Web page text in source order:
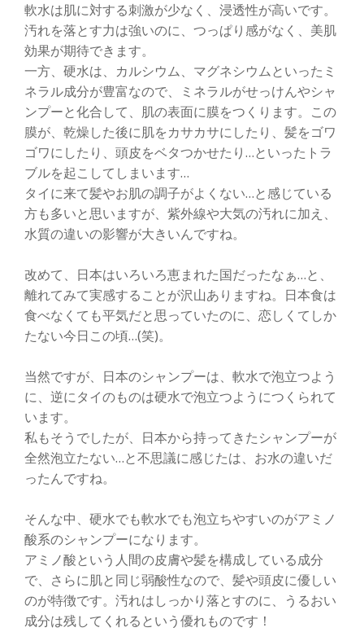
軟水は肌に対する刺激が少なく、浸透性が高いです。
汚れを落とす力は強いのに、つっぱり感がなく、美肌
効果が期待できます。
一方、硬水は、カルシウム、マグネシウムといったミ
ネラル成分が豊富なので、ミネラルがせっけんやシャ
ンプーと化合して、肌の表面に膜をつくります。この
膜が、乾燥した後に肌をカサカサにしたり、髪をゴワ
ゴワにしたり、頭皮をベタつかせたり…といったトラ
ブルを起こしてしまいます…
タイに来て髪やお肌の調子がよくない…と感じている
方も多いと思いますが、紫外線や大気の汚れに加え、
水質の違いの影響が大きいんですね。
改めて、日本はいろいろ恵まれた国だったなぁ…と、
離れてみて実感することが沢山ありますね。日本食は
食べなくても平気だと思っていたのに、恋しくてしか
たない今日この頃…(笑)。
当然ですが、日本のシャンプーは、軟水で泡立つよう
に、逆にタイのものは硬水で泡立つようにつくられて
います。
私もそうでしたが、日本から持ってきたシャンプーが
全然泡立たない…と不思議に感じたは、お水の違いだ
ったんですね。
そんな中、硬水でも軟水でも泡立ちやすいのがアミノ
酸系のシャンプーになります。
アミノ酸という人間の皮膚や髪を構成している成分
で、さらに肌と同じ弱酸性なので、髪や頭皮に優しい
のが特徴です。汚れはしっかり落とすのに、うるおい
成分は残してくれるという優れものです！